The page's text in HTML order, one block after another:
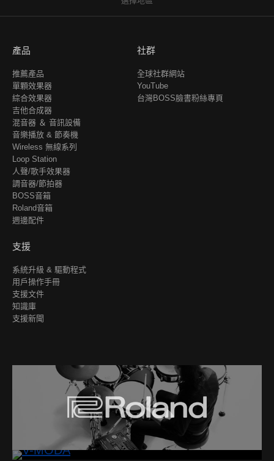
產品
推薦產品
單顆效果器
綜合效果器
吉他合成器
混音器 ＆ 音訊設備
音樂播放 & 節奏機
Wireless 無線系列
Loop Station
人聲/歌手效果器
調音器/節拍器
BOSS音箱
Roland音箱
週邊配件
社群
全球社群網站
YouTube
台灣BOSS臉書粉絲專頁
支援
系統升級 & 驅動程式
用戶操作手冊
支援文件
知識庫
支援新聞